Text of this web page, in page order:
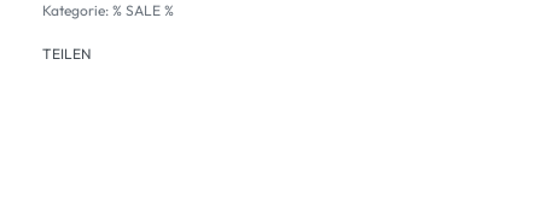
Kategorie: % SALE %
TEILEN